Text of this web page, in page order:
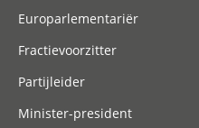
Europarlementariër
Fractievoorzitter
Partijleider
Minister-president